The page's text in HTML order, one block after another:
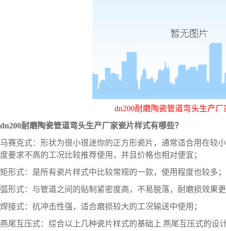
dn200耐磨陶瓷管道弯头生产厂
dn200耐磨陶瓷管道弯头生产厂家瓷片样式有哪些？
马赛克式：形状为很小很迷你的正方形瓷片，通常适合用在较
度要求不高的工况比较推荐使用，并且价格也相对便宜；
矩形式：是所有瓷片样式中比较常规的一款，使用程度也较多；
弧形式：与管道之间的贴制紧密度高，不易脱落，耐磨损效果
焊接式：抗冲击性强，适合磨损较大的工况输送中使用；
燕尾互压式：综合以上几种瓷片样式的基础上 燕尾互压式的设